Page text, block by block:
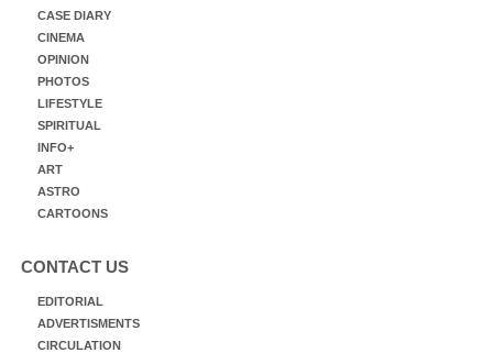
CASE DIARY
CINEMA
OPINION
PHOTOS
LIFESTYLE
SPIRITUAL
INFO+
ART
ASTRO
CARTOONS
CONTACT US
EDITORIAL
ADVERTISMENTS
CIRCULATION